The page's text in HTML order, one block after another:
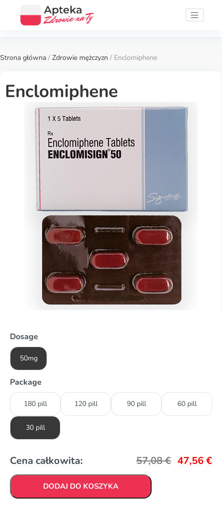
Strona główna / Zdrowie mężczyzn / Enclomiphene
Enclomiphene
Dosage
50mg
Package
180 pill 120 pill 90 pill 60 pill
30 pill
Cena całkowita: 57,08€ 47,56€
DODAJ DO KOSZYKA